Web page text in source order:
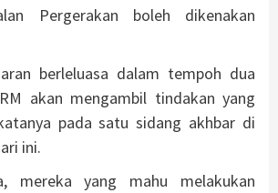
Pergerakan boleh dikenakan
berleluasa dalam tempoh dua
akan mengambil tindakan yang
pada satu sidang akhbar di
ini.
mereka yang mahu melakukan